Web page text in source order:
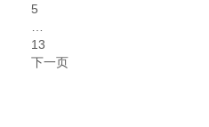
5
13
下一页